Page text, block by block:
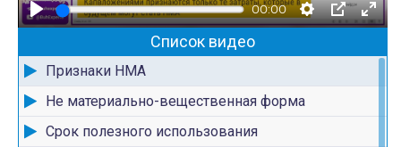
00:00
п
р
и
з
в
Список видео
Признаки НМА
Не материально-вещественная форма
Срок полезного использования